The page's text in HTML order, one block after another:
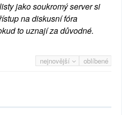
jako soukromý server si
na diskusní fóra
to uznají za důvodné.
nejnovější oblíbené